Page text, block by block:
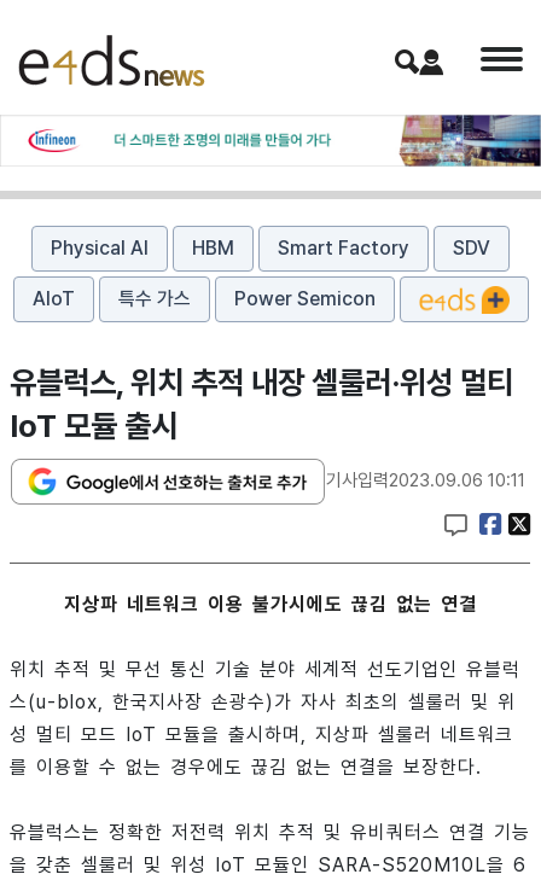
Physical AI HBM Smart Factory SDV
AIoT 특수 가스 Power Semicon
유블럭스, 위치 추적 내장 셀룰러·위성 멀티
IoT 모듈 출시
기사입력2023.09.06 10:11
지상파 네트워크 이용 불가시에도 끊김 없는 연결
위치 추적 및 무선 통신 기술 분야 세계적 선도기업인 유블럭
스(u-blox, 한국지사장 손광수)가 자사 최초의 셀룰러 및 위
성 멀티 모드 IoT 모듈을 출시하며, 지상파 셀룰러 네트워크
를 이용할 수 없는 경우에도 끊김 없는 연결을 보장한다.
유블럭스는 정확한 저전력 위치 추적 및 유비쿼터스 연결 기능
을 갖춘 셀룰러 및 위성 IoT 모듈인 SARA-S520M10L을 6